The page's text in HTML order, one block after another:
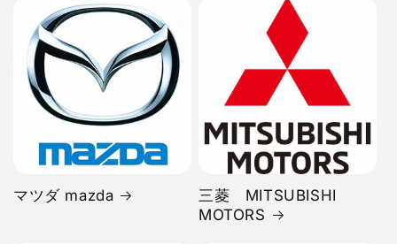
マツダ mazda
三菱 MITSUBISHI
MOTORS